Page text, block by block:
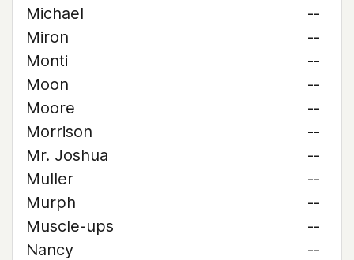
Michael
--
Miron
--
Monti
--
Moon
--
Moore
--
Morrison
--
Mr. Joshua
--
Muller
--
Murph
--
Muscle-ups
--
Nancy
--